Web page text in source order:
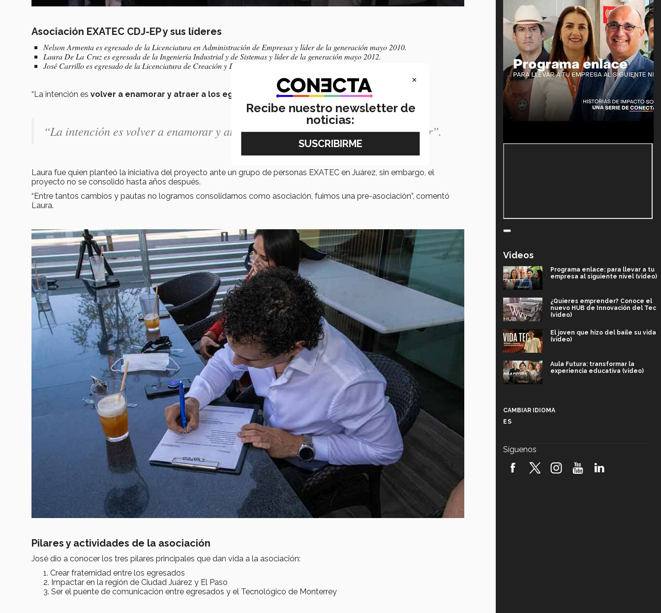
Asociación EXATEC CDJ-EP y sus líderes
Nelson Armenta es egresado de la Licenciatura en Administración de Empresas y líder de la generación mayo 2010.
Laura De La Cruz es egresada de la Ingeniería Industrial y de Sistemas y líder de la generación mayo 2012.
José Carrillo es egresado de la Licenciatura de Creación y Desarrollo de Empresas y líder de generación diciembre 2012.
“La intención es volver a enamorar y atraer a los egresados a nuestra alma máter”, exteriorizó Nelson.
“La intención es volver a enamorar y atraer a los egresados a nuestra alma máter”.
Laura fue quien planteó la iniciativa del proyecto ante un grupo de personas EXATEC en Juárez, sin embargo, el
proyecto no se consolidó hasta años después.
“Entre tantos cambios y pautas no logramos consolidarnos como asociación, fuimos una pre-asociación”, comentó
Laura.
Pilares y actividades de la asociación
José dio a conocer los tres pilares principales que dan vida a la asociación:
Crear fraternidad entre los egresados
Impactar en la región de Ciudad Juárez y El Paso
Ser el puente de comunicación entre egresados y el Tecnológico de Monterrey
Videos
Programa enlace: para llevar a tu
empresa al siguiente nivel (video)
¿Quieres emprender? Conoce el
nuevo HUB de Innovación del Tec
(video)
El joven que hizo del baile su vida
(video)
Aula Futura: transformar la
experiencia educativa (video)
robótica FIRST 2026! (video)
CAMBIAR IDIOMA
ES
Síguenos
×
Recibe nuestro newsletter de
noticias: